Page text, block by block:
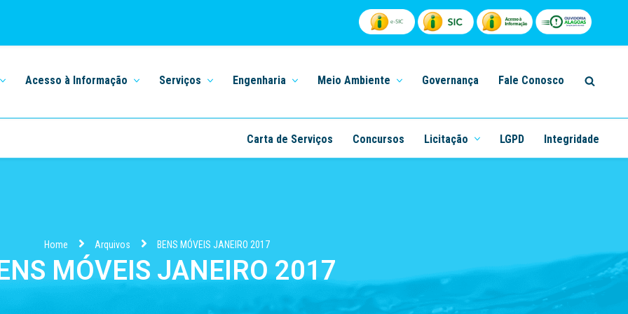
Acesso à Informação Serviços Engenharia Meio Ambiente Governança Fale Conosco
Carta de Serviços Concursos Licitação LGPD Integridade
Home Arquivos BENS MÓVEIS JANEIRO 2017
MÓVEIS JANEIRO 2017